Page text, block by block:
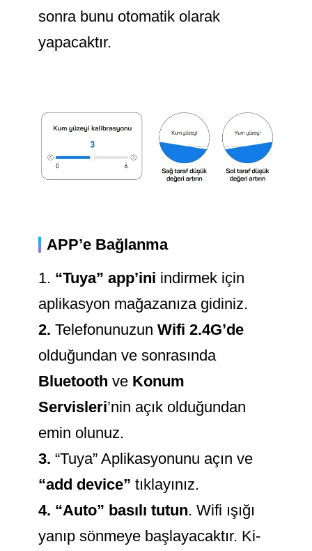
sonra bunu otomatik olarak
yapacaktır.
APP’e Bağlanma
1. “Tuya” app’ini indirmek için
aplikasyon mağazanıza gidiniz.
2. TelefonunuzunWifi 2.4G’de
olduğundan ve sonrasında
Bluetooth ve Konum
Servisleri’nin açık olduğundan
emin olunuz.
3. “Tuya” Aplikasyonunu açın ve
“add device” tıklayınız.
4. “Auto” basılı tutun. Wifi ışığı
yanıp sönmeye başlayacaktır. Ki-